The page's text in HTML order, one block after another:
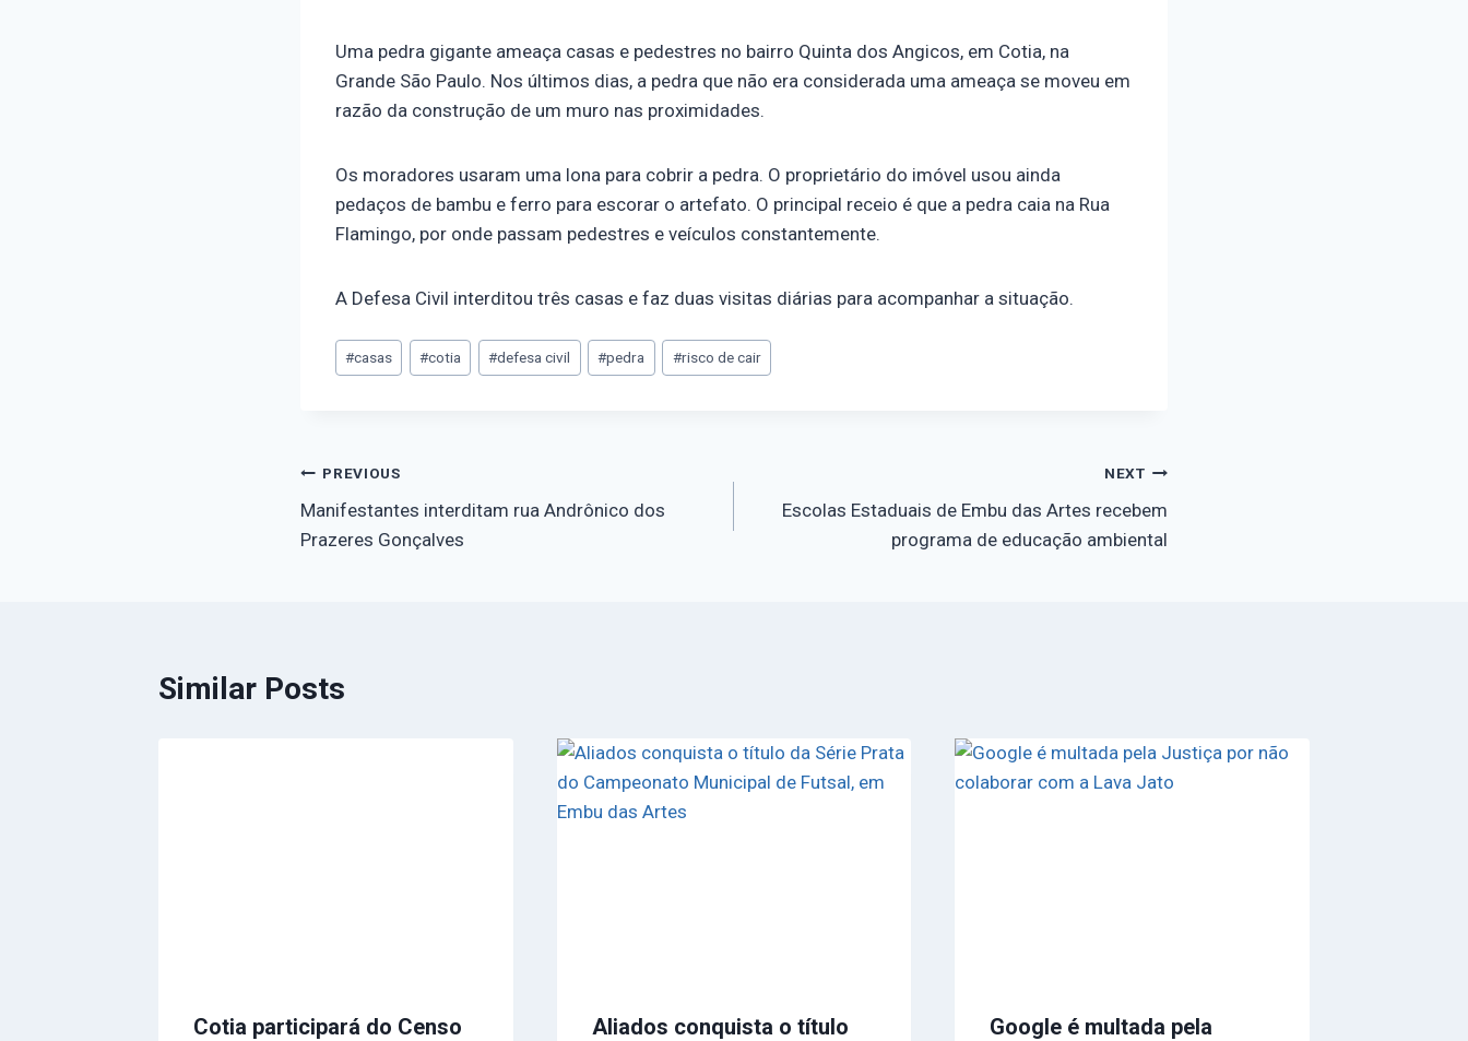
Uma pedra gigante ameaça casas e pedestres no bairro Quinta dos Angicos, em Cotia, na
Grande São Paulo. Nos últimos dias, a pedra que não era considerada uma ameaça se moveu em
razão da construção de um muro nas proximidades.
Os moradores usaram uma lona para cobrir a pedra. O proprietário do imóvel usou ainda
pedaços de bambu e ferro para escorar o artefato. O principal receio é que a pedra caia na Rua
Flamingo, por onde passam pedestres e veículos constantemente.
A Defesa Civil interditou três casas e faz duas visitas diárias para acompanhar a situação.
#casas #cotia #defesa civil #pedra #risco de cair
PREVIOUS
Manifestantes interditam rua Andrônico dos
Prazeres Gonçalves
NEXT
Escolas Estaduais de Embu das Artes recebem
programa de educação ambiental
Similar Posts
Cotia participará do Censo
Aliados conquista o título
Google é multada pela